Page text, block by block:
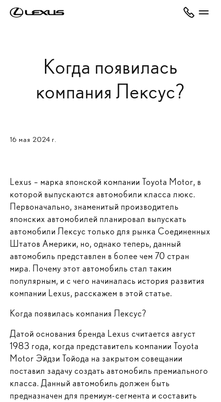
Когда появилась
компания Лексус?
16 мая 2024 г.
Lexus – марка японской компании Toyota Motor, в
которой выпускаются автомобили класса люкс.
Первоначально, знаменитый производитель
японских автомобилей планировал выпускать
автомобили Лексус только для рынка Соединенных
Штатов Америки, но, однако теперь, данный
автомобиль представлен в более чем 70 стран
мира. Почему этот автомобиль стал таким
популярным, и с чего начиналась история развития
компании Lexus, расскажем в этой статье.
Когда появилась компания Лексус?
Датой основания бренда Lexus считается август
1983 года, когда представитель компании Toyota
Motor Эйдзи Тойода на закрытом совещании
поставил задачу создать автомобиль премиального
класса. Данный автомобиль должен быть
предназначен для премиум-сегмента и составить